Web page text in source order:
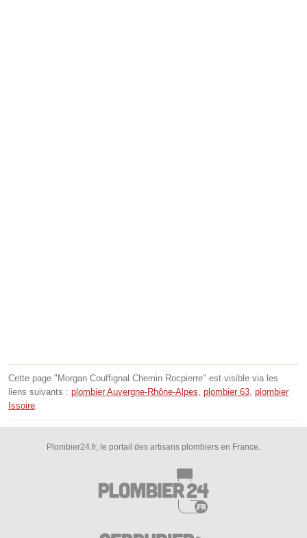
Cette page "Morgan Couffignal Chemin Rocpierre" est visible via les
liens suivants : plombier Auvergne-Rhône-Alpes, plombier 63, plombier
Issoire.
Plombier24.fr, le portail des artisans plombiers en France.